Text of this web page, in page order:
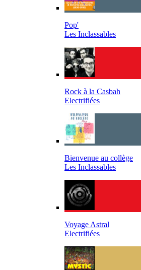
Pop'
Les Inclassables
Rock à la Casbah
Electrifiées
Bienvenue au collège
Les Inclassables
Voyage Astral
Electrifiées